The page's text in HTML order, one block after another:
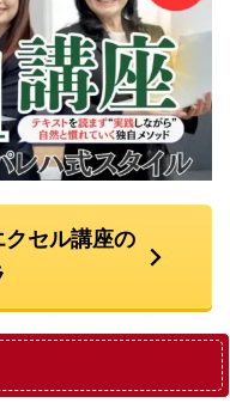
セル講座の